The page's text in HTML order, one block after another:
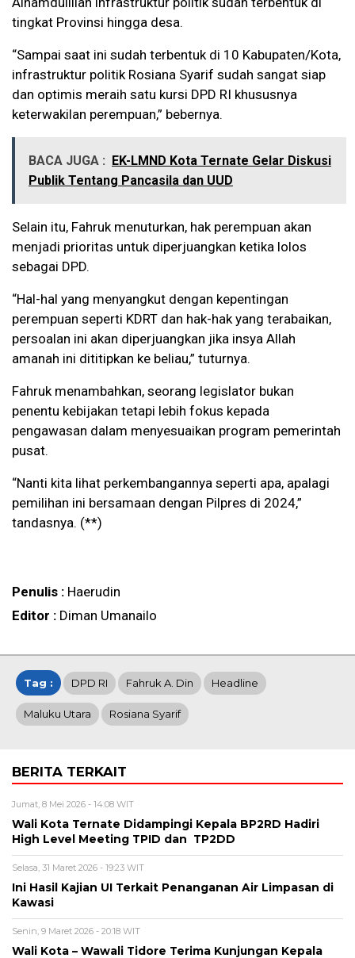
tingkat Provinsi hingga desa.
“Sampai saat ini sudah terbentuk di 10 Kabupaten/Kota,
infrastruktur politik Rosiana Syarif sudah sangat siap
dan optimis meraih satu kursi DPD RI khususnya
keterwakilan perempuan,” bebernya.
BACA JUGA : EK-LMND Kota Ternate Gelar Diskusi
Publik Tentang Pancasila dan UUD
Selain itu, Fahruk menuturkan, hak perempuan akan
menjadi prioritas untuk diperjuangkan ketika lolos
sebagai DPD.
“Hal-hal yang menyangkut dengan kepentingan
perempuan seperti KDRT dan hak-hak yang terabaikan,
persoalan ini akan diperjuangkan jika insya Allah
amanah ini dititipkan ke beliau,” tuturnya.
Fahruk menambahkan, seorang legislator bukan
penentu kebijakan tetapi lebih fokus kepada
pengawasan dalam menyesuaikan program pemerintah
pusat.
“Nanti kita lihat perkembangannya seperti apa, apalagi
pemilihan ini bersamaan dengan Pilpres di 2024,”
tandasnya. (**)
Penulis : Haerudin
Editor : Diman Umanailo
Tag : DPD RI Fahruk A. Din Headline
Maluku Utara Rosiana Syarif
BERITA TERKAIT
Jumat, 8 Mei 2026 - 14:08 WIT
Wali Kota Ternate Didampingi Kepala BP2RD Hadiri
High Level Meeting TPID dan TP2DD
Selasa, 31 Maret 2026 - 19:23 WIT
Ini Hasil Kajian UI Terkait Penanganan Air Limpasan di
Kawasi
Senin, 9 Maret 2026 - 20:18 WIT
Wali Kota – Wawali Tidore Terima Kunjungan Kepala